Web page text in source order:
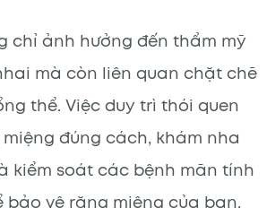
chỉ ảnh hưởng đến thẩm mỹ
mà còn liên quan chặt chẽ
thể. Việc duy trì thói quen
đúng cách, khám nha
kiểm soát các bệnh mãn tính
vệ răng miệng của bạn.